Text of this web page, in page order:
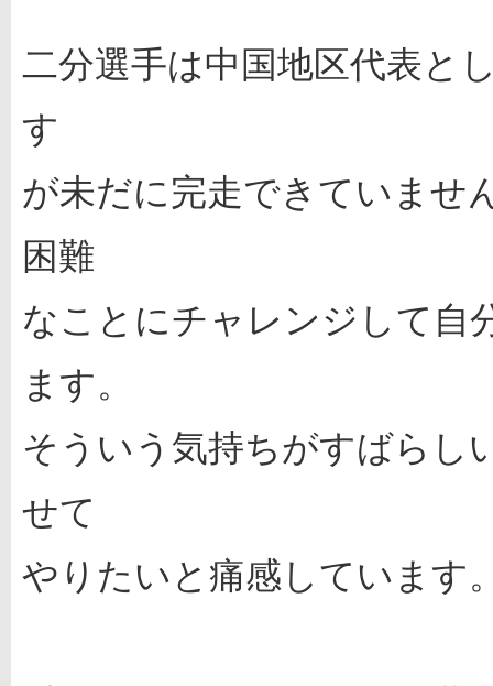
二分選手は中国地区代表と
す
が未だに完走できていませ
困難
なことにチャレンジして自
ます。
そういう気持ちがすばらし
せて
やりたいと痛感しています